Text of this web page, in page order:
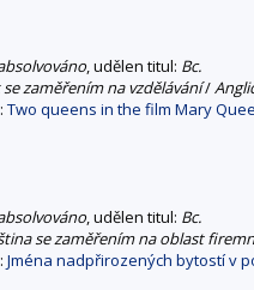
, udělen titul: Bc.
zaměřením na vzdělávání/
Two queens in the film Mary
, udělen titul: Bc.
se zaměřením na oblast
Jména nadpřirozených bytostí v